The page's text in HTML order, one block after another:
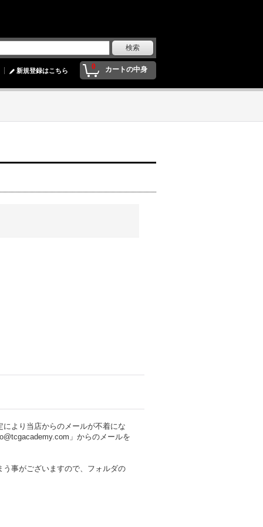
0 カートの中身
新規登録はこちら
より当店からのメールが不着にな
」からのメールを
事がございますので、フォルダの